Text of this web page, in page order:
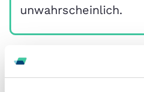
unwahrscheinlich.